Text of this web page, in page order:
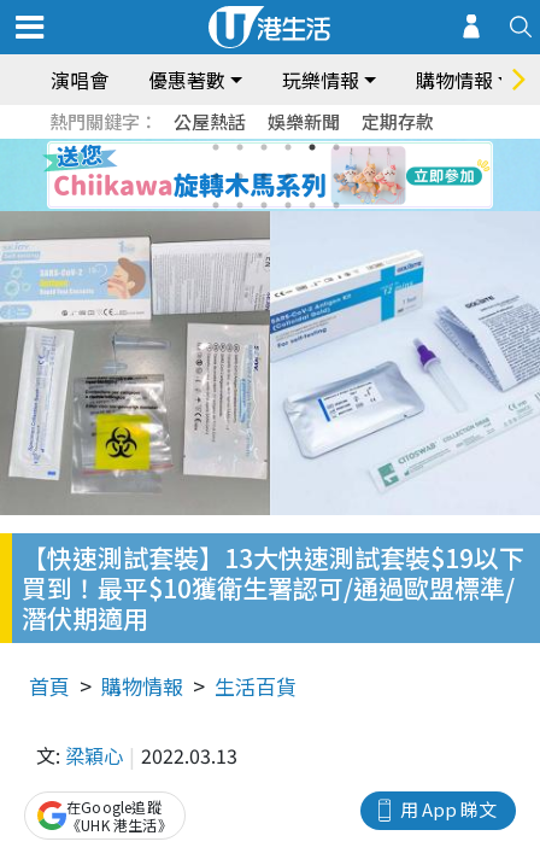
演唱會 優惠著數 玩樂情報 購物情報
熱門關鍵字： 公屋熱話 娛樂新聞 定期存款
【快速測試套裝】13大快速測試套裝$19以下
買到！最平$10獲衛生署認可/通過歐盟標準/
潛伏期適用
首頁 購物情報 生活百貨
文: 梁穎心 2022.03.13
用 App 睇文
在Google追蹤
《UHK 港生活》